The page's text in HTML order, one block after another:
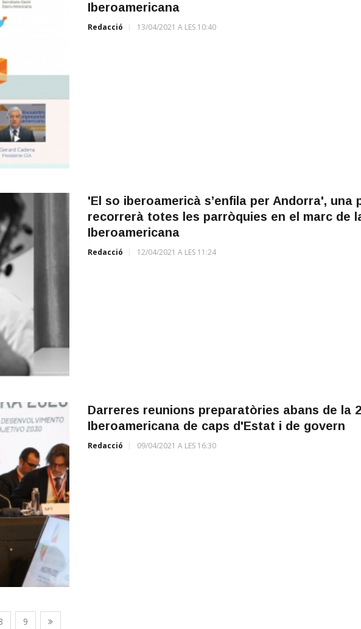
Iberoamericana
Redacció 13/04/2021 A LES 10:40
'El so iberoamericà s’enfila per Andorra', una
recorrerà totes les parròquies en el marc de
Iberoamericana
Redacció 12/04/2021 A LES 11:24
Darreres reunions preparatòries abans de la
Iberoamericana de caps d'Estat i de govern
Redacció 09/04/2021 A LES 16:30
9